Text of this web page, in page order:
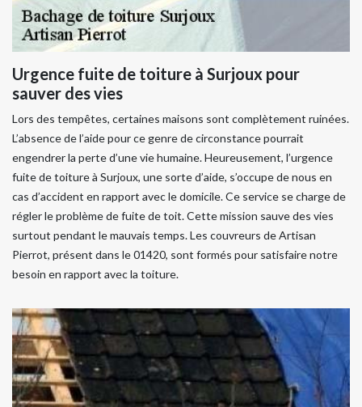
Urgence fuite de toiture à Surjoux pour
sauver des vies
Lors des tempêtes, certaines maisons sont complètement ruinées.
L’absence de l’aide pour ce genre de circonstance pourrait
engendrer la perte d’une vie humaine. Heureusement, l’urgence
fuite de toiture à Surjoux, une sorte d’aide, s’occupe de nous en
cas d’accident en rapport avec le domicile. Ce service se charge de
régler le problème de fuite de toit. Cette mission sauve des vies
surtout pendant le mauvais temps. Les couvreurs de Artisan
Pierrot, présent dans le 01420, sont formés pour satisfaire notre
besoin en rapport avec la toiture.